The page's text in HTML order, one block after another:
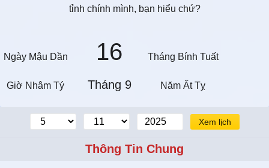
tỉnh chính mình, bạn hiểu chứ?
Ngày Mậu Dần 16 Tháng Bính Tuất
Giờ Nhâm Tý Tháng 9 Năm Ất Tỵ
Xem lịch
Thông Tin Chung